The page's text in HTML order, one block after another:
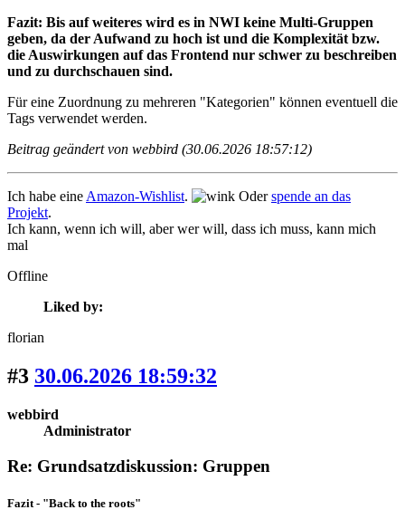
Fazit: Bis auf weiteres wird es in NWI keine Multi-Gruppen
geben, da der Aufwand zu hoch ist und die Komplexität bzw.
die Auswirkungen auf das Frontend nur schwer zu beschreiben
und zu durchschauen sind.
Für eine Zuordnung zu mehreren "Kategorien" können eventuell die
Tags verwendet werden.
Beitrag geändert von webbird (30.06.2026 18:57:12)
Ich habe eine Amazon-Wishlist. Oderspende an das
Projekt.
Ich kann, wenn ich will, aber wer will, dass ich muss, kann mich
mal
Offline
Liked by:
florian
#3 30.06.2026 18:59:32
webbird
Administrator
Re: Grundsatzdiskussion: Gruppen
Fazit - "Back to the roots"